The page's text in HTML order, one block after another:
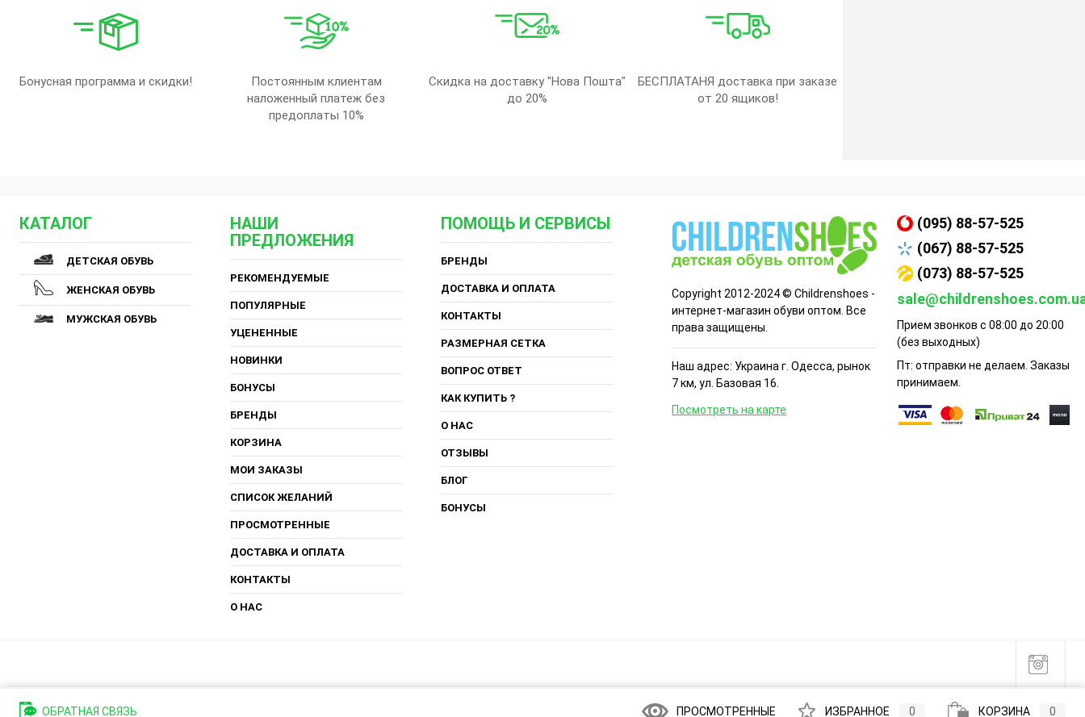
Бонусная программа и скидки!
Постоянным клиентам
наложенный платеж без
предоплаты 10%
Скидка на доставку "Нова Пошта"
до 20%
БЕСПЛАТАНЯ доставка при заказе
от 20 ящиков!
КАТАЛОГ
ДЕТСКАЯ ОБУВЬ
ЖЕНСКАЯ ОБУВЬ
МУЖСКАЯ ОБУВЬ
НАШИ
ПРЕДЛОЖЕНИЯ
РЕКОМЕНДУЕМЫЕ
ПОПУЛЯРНЫЕ
УЦЕНЕННЫЕ
НОВИНКИ
БОНУСЫ
БРЕНДЫ
КОРЗИНА
МОИ ЗАКАЗЫ
СПИСОК ЖЕЛАНИЙ
ПРОСМОТРЕННЫЕ
ДОСТАВКА И ОПЛАТА
КОНТАКТЫ
О НАС
ПОМОЩЬ И СЕРВИСЫ
БРЕНДЫ
ДОСТАВКА И ОПЛАТА
КОНТАКТЫ
РАЗМЕРНАЯ СЕТКА
ВОПРОС ОТВЕТ
КАК КУПИТЬ ?
О НАС
ОТЗЫВЫ
БЛОГ
БОНУСЫ
Copyright 2012-2024 © Childrenshoes -
интернет-магазин обуви оптом. Все
права защищены.
Наш адрес: Украина г. Одесса, рынок
7 км, ул. Базовая 16.
Посмотреть на карте
(095) 88-57-525
(067) 88-57-525
(073) 88-57-525
Прием звонков с 08:00 до 20:00
(без выходных)
Пт: отправки не делаем. Заказы
принимаем.
ОБРАТНАЯ СВЯЗЬ ПРОСМОТРЕННЫЕ ИЗБРАННОЕ 0 КОРЗИНА 0